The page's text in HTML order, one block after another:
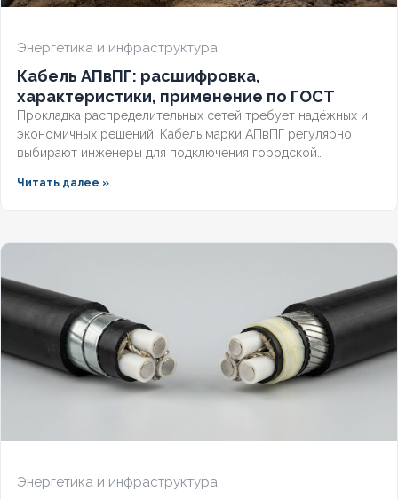
Энергетика и инфраструктура
Кабель АПвПГ: расшифровка,
характеристики, применение по ГОСТ
Прокладка распределительных сетей требует надёжных и
экономичных решений. Кабель марки АПвПГ регулярно
выбирают инженеры для подключения городской
Читать далее »
Энергетика и инфраструктура